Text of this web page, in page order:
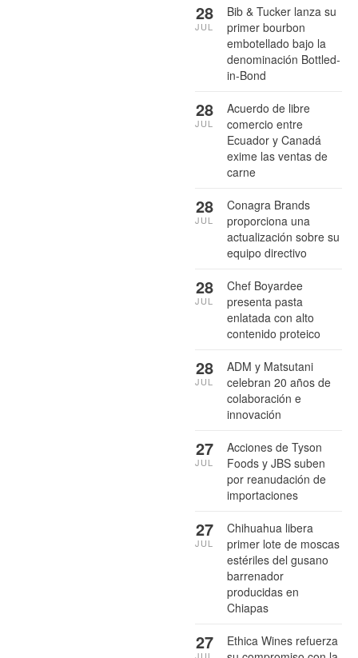
Bib & Tucker lanza su
primer bourbon
embotellado bajo la
denominación Bottled-
in-Bond
28
JUL
Acuerdo de libre
comercio entre
Ecuador y Canadá
exime las ventas de
carne
28
JUL
Conagra Brands
proporciona una
actualización sobre su
equipo directivo
28
JUL
Chef Boyardee
presenta pasta
enlatada con alto
contenido proteico
28
JUL
ADM y Matsutani
celebran 20 años de
colaboración e
innovación
28
JUL
Acciones de Tyson
Foods y JBS suben
por reanudación de
importaciones
27
JUL
Chihuahua libera
primer lote de moscas
estériles del gusano
barrenador
producidas en
Chiapas
27
JUL
Ethica Wines refuerza
27